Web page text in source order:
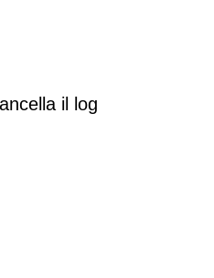
il log